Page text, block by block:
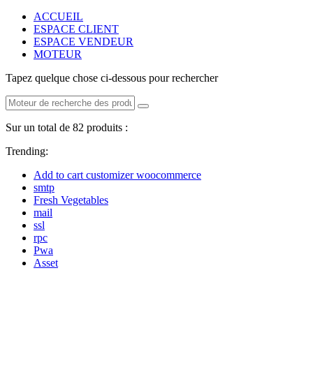
ACCUEIL
ESPACE CLIENT
ESPACE VENDEUR
MOTEUR
Tapez quelque chose ci-dessous pour rechercher
Sur un total de 82 produits :
Trending:
Add to cart customizer woocommerce
smtp
Fresh Vegetables
mail
ssl
rpc
Pwa
Asset